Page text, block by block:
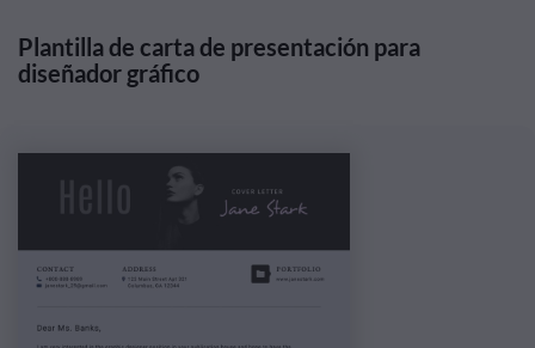
Plantilla de carta de presentación para
diseñador gráfico